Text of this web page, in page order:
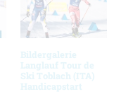
Bildergalerie
Langlauf Tour de
Ski Toblach (ITA)
Handicapstart